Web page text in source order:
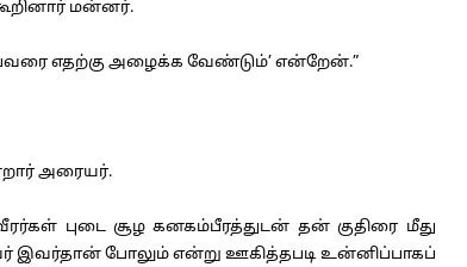
மன்னர்.
எதற்கு அழைக்க வேண்டும்’ என்றேன்.”
அரையர்.
புடை சூழ கனகம்பீரத்துடன் தன் குதிரை மீது
இவர்தான் போலும் என்று ஊகித்தபடி உன்னிப்பாகப்